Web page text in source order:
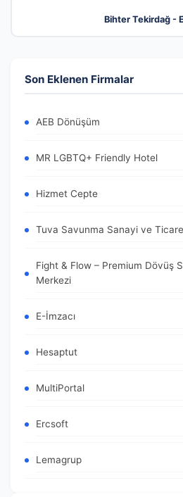
Bihter Tekirdağ -
Son Eklenen Firmalar
AEB Dönüşüm
MR LGBTQ+ Friendly Hotel
Hizmet Cepte
Tuva Savunma Sanayi ve
Fight & Flow – Premium Dövüş
Merkezi
E-İmzacı
Hesaptut
MultiPortal
Ercsoft
Lemagrup